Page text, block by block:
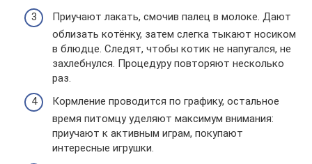
Приучают лакать, смочив палец в молоке. Дают
облизать котёнку, затем слегка тыкают носиком
в блюдце. Следят, чтобы котик не напугался, не
захлебнулся. Процедуру повторяют несколько
раз.
Кормление проводится по графику, остальное
время питомцу уделяют максимум внимания:
приучают к активным играм, покупают
интересные игрушки.